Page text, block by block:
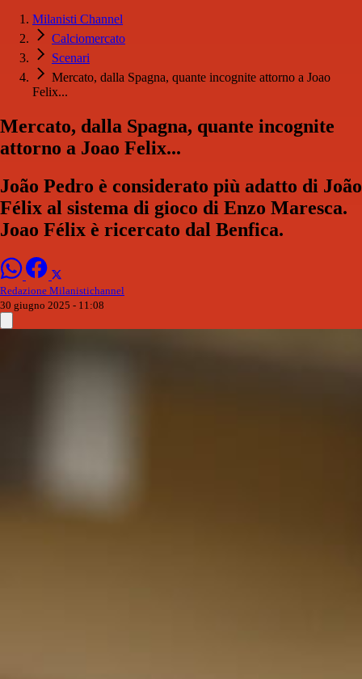
Milanisti Channel
Calciomercato
Scenari
Mercato, dalla Spagna, quante incognite attorno a Joao
Felix...
Mercato, dalla Spagna, quante incognite
attorno a Joao Felix...
João Pedro è considerato più adatto di João
Félix al sistema di gioco di Enzo Maresca.
Joao Félix è ricercato dal Benfica.
Redazione Milanistichannel
30 giugno 2025 - 11:08